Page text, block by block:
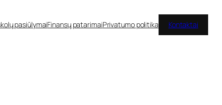
pasiūlymaiFinansų patarimaiPrivatumo politika Kontaktai